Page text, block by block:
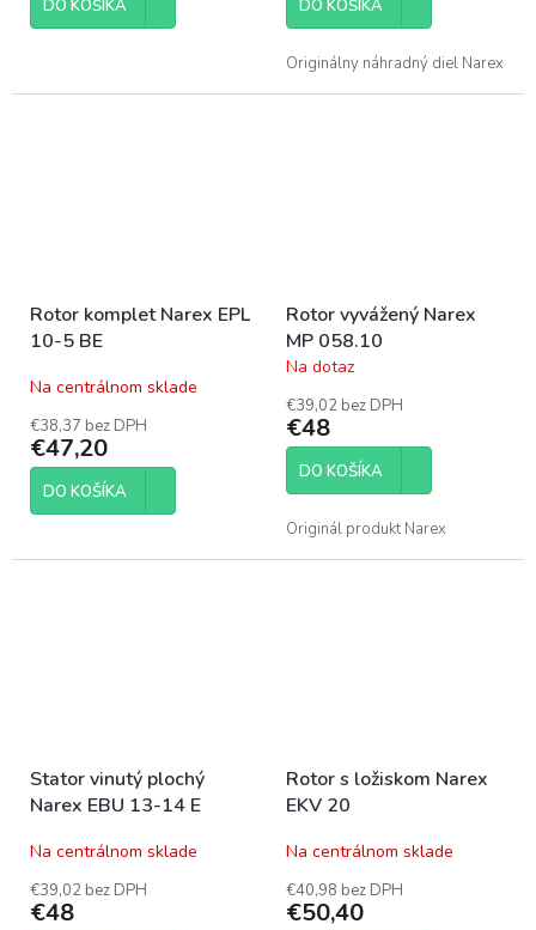
DO KOŠÍKA DO KOŠÍKA
Originálny náhradný diel Narex
Rotor komplet Narex EPL
10-5 BE
Na centrálnom sklade
€38,37 bez DPH
€47,20
DO KOŠÍKA
Rotor vyvážený Narex
MP 058.10
Priemerné
produktu
je
5,0
hviezdičiek.
Na dotaz
€39,02 bez DPH
€48
DO KOŠÍKA
Originál produkt Narex
Stator vinutý plochý
Narex EBU 13-14 E
Na centrálnom sklade
€39,02 bez DPH
€48
Rotor s ložiskom Narex
EKV 20
Na centrálnom sklade
€40,98 bez DPH
€50,40